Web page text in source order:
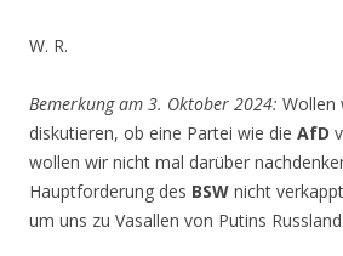
W. R.
Bemerkung am 3. Oktober 2024: Wollen
diskutieren, ob eine Partei wie die AfD
wollen wir nicht mal darüber
Hauptforderung des BSW nicht
um uns zu Vasallen von Putins